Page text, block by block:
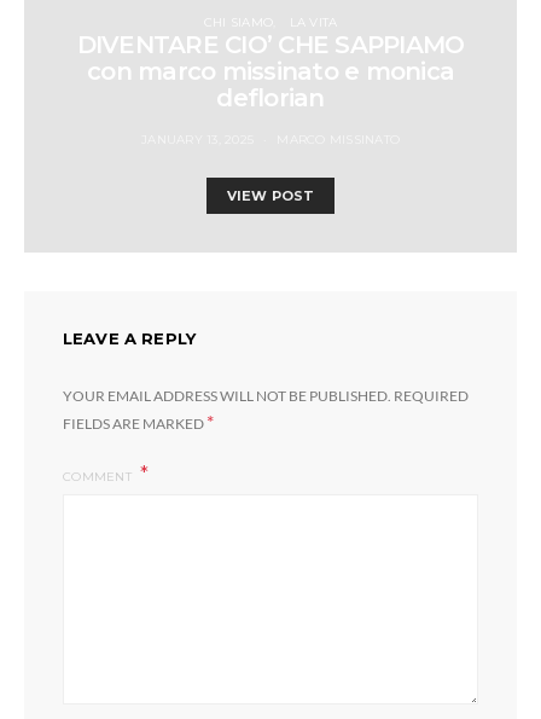
CHI SIAMO LA VITA
DIVENTARE CIO’ CHE SAPPIAMO
con marco missinato e monica
deflorian
VIEW POST
LEAVE A REPLY
YOUR EMAIL ADDRESS WILL NOT BE PUBLISHED. REQUIRED
FIELDS ARE MARKED *
COMMENT